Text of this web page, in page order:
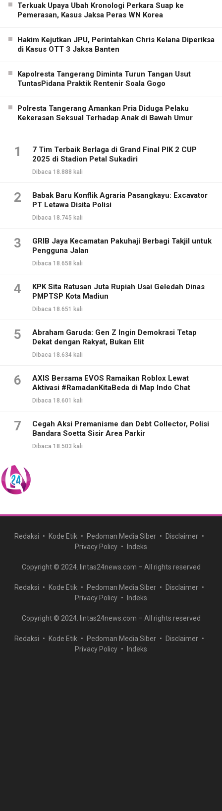
Terkuak Upaya Ubah Kronologi Perkara Suap ke
Pemerasan, Kasus Jaksa Peras WN Korea
Hakim Kejutkan JPU, Perintahkan Chris Kelana Diperiksa
di Kasus OTT 3 Jaksa Banten
Kapolresta Tangerang Diminta Turun Tangan Usut
TuntasPidana Praktik Rentenir Soala Gogo
Polresta Tangerang Amankan Pria Diduga Pelaku
Kekerasan Seksual Terhadap Anak di Bawah Umur
1
7 Tim Terbaik Berlaga di Grand Final PIK 2 CUP
2025 di Stadion Petal Sukadiri
Dibaca 18.888 kali
2
Babak Baru Konflik Agraria Pasangkayu: Excavator
PT Letawa Disita Polisi
Dibaca 18.745 kali
3
GRIB Jaya Kecamatan Pakuhaji Berbagi Takjil untuk
Pengguna Jalan
Dibaca 18.658 kali
4
KPK Sita Ratusan Juta Rupiah Usai Geledah Dinas
PMPTSP Kota Madiun
Dibaca 18.651 kali
5
Abraham Garuda: Gen Z Ingin Demokrasi Tetap
Dekat dengan Rakyat, Bukan Elit
Dibaca 18.634 kali
6
AXIS Bersama EVOS Ramaikan Roblox Lewat
Aktivasi #RamadanKitaBeda di Map Indo Chat
Dibaca 18.601 kali
7
Cegah Aksi Premanisme dan Debt Collector, Polisi
Bandara Soetta Sisir Area Parkir
Dibaca 18.503 kali
Redaksi Kode Etik Pedoman Media Siber
Disclaimer
Privacy Policy
Indeks
Copyright © 2024. lintas24news.com – All rights reserved
Redaksi Kode Etik Pedoman Media Siber
Disclaimer
Privacy Policy
Indeks
Copyright © 2024. lintas24news.com – All rights reserved
Redaksi Kode Etik Pedoman Media Siber
Disclaimer
Privacy Policy
Indeks